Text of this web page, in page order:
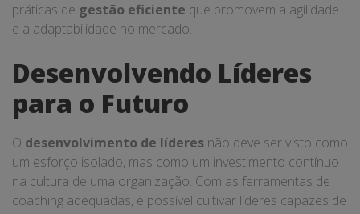
práticas de gestão eficiente que promovem a agilidade
e a adaptabilidade no mercado.
Desenvolvendo Líderes
para o Futuro
O desenvolvimento de líderes não deve ser visto como
um esforço isolado, mas como um investimento contínuo
na cultura de uma organização. Com as ferramentas de
coaching adequadas, é possível cultivar líderes capazes de